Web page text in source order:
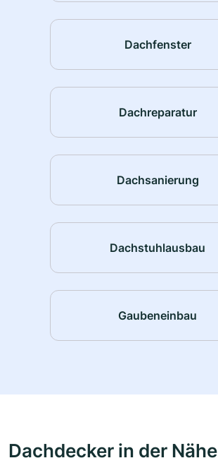
Dachfenster
Dachreparatur
Dachsanierung
Dachstuhlausbau
Gaubeneinbau
Dachdecker in der Nähe